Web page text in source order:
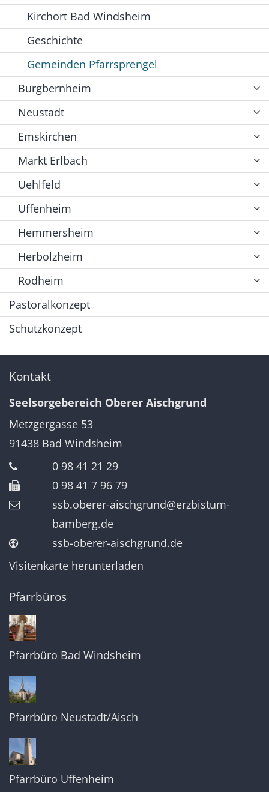
Kirchort Bad Windsheim
Geschichte
Gemeinden Pfarrsprengel
Burgbernheim
Neustadt
Emskirchen
Markt Erlbach
Uehlfeld
Uffenheim
Hemmersheim
Herbolzheim
Rodheim
Pastoralkonzept
Schutzkonzept
Kontakt
Seelsorgebereich Oberer Aischgrund
Metzgergasse 53
91438 Bad Windsheim
0 98 41 21 29
0 98 41 7 96 79
ssb.oberer-aischgrund@erzbistum-
bamberg.de
ssb-oberer-aischgrund.de
Visitenkarte herunterladen
Pfarrbüros
Pfarrbüro Bad Windsheim
Pfarrbüro Neustadt/Aisch
Pfarrbüro Uffenheim